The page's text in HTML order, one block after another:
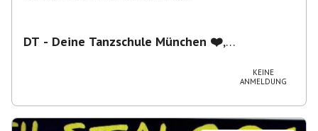
DT - Deine Tanzschule München ❤️,
KEINE
ANMELDUNG